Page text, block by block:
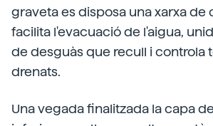
graveta es disposa una xarxa de
facilita l'evacuació de l'aigua,
de desguàs que recull i controla
drenats.
Una vegada finalitzada la capa